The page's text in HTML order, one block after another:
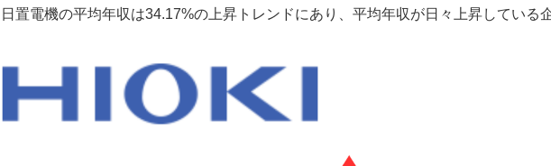
日置電機の平均年収は34.17%の上昇トレンドにあり、平均年収が日々上昇している企